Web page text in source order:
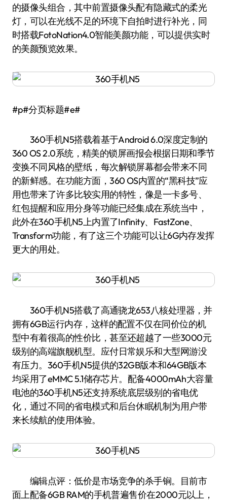
的摄像头组合，其中前置摄像头配有隐藏式的柔光
灯，可以在光线不足的环境下自拍时进行补光，同
时搭载FotoNation4.0智能美颜功能，可以提供实时
的美颜预览效果。
#p#分页标题#e#
360手机N5搭载着基于Android 6.0深度定制的
360 OS 2.0系统，精美的锁屏画报会根据日期和季节
变换不同风格的壁纸，每次解锁屏幕都会带来不同
的新鲜感。在功能方面，360 OS内置的“黑科技”应
用也带来了许多比较实用的特性，像是一卡多号、
红包提醒和应用分身等功能已经集成在系统当中，
此外在360手机N5上内置了Infinity、FastZone、
Transform功能，有了这三个功能可以让6G内存发挥
更大的用处。
360手机N5搭载了高通骁龙653八核处理器，并
拥有6GB运行内存，这样的配置不仅在同价位的机
型中有着很高的性价比，甚至还超越了一些3000元
级别的高端旗舰机型。应付日常娱乐和大型网游没
有压力。360手机N5提供的32GB版本和64GB版本
均采用了eMMC 5.1储存芯片。配备4000mAh大容量
电池的360手机N5还支持系统底层级别的省电优
化，通过不同的省电模式和后台休眠机制为用户带
来长续航的使用体验。
编辑点评：低价是市场竞争的杀手锏。目前市
面上配备6GB RAM的手机普遍售价在2000元以上，